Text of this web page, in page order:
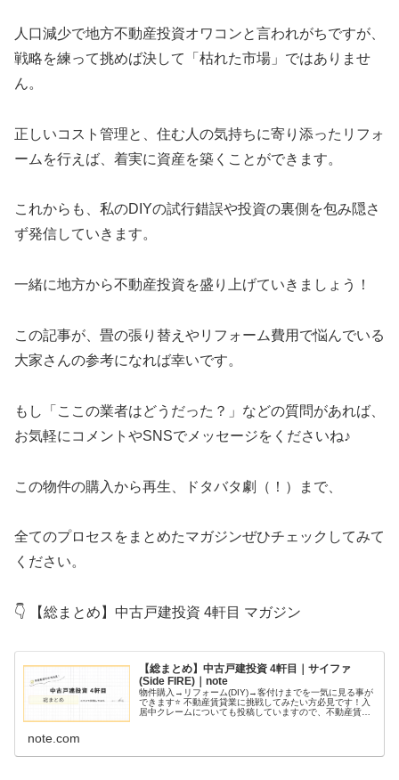
人口減少で地方不動産投資オワコンと言われがちですが、
戦略を練って挑めば決して「枯れた市場」ではありませ
ん。
正しいコスト管理と、住む人の気持ちに寄り添ったリフォ
ームを行えば、着実に資産を築くことができます。
これからも、私のDIYの試行錯誤や投資の裏側を包み隠さ
ず発信していきます。
一緒に地方から不動産投資を盛り上げていきましょう！
この記事が、畳の張り替えやリフォーム費用で悩んでいる
大家さんの参考になれば幸いです。
もし「ここの業者はどうだった？」などの質問があれば、
お気軽にコメントやSNSでメッセージをくださいね♪
この物件の購入から再生、ドタバタ劇（！）まで、
全てのプロセスをまとめたマガジンぜひチェックしてみて
ください。
👇 【総まとめ】中古戸建投資 4軒目 マガジン
【総まとめ】中古戸建投資 4軒目｜サイファ
(Side FIRE)｜note
物件購入→リフォーム(DIY)→客付けまでを一気に見る事が
できます⭐ 不動産賃貸業に挑戦してみたい方必見です！入
居中クレームについても投稿していますので、不動産賃貸
note.com